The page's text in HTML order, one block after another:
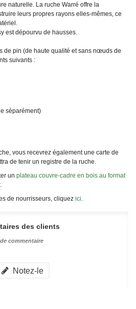
naturelle. La ruche Warré offre la
leurs propres rayons elles-mêmes, ce
est dépourvu de hausses.
de pin (de haute qualité et sans nœuds de
suivants :
séparément)
vous recevrez également une carte de
de tenir un registre de la ruche.
un plateau couvre-cadre en bois au format
de nourrisseurs, cliquez ici.
des clients
commentaire
Notez-le